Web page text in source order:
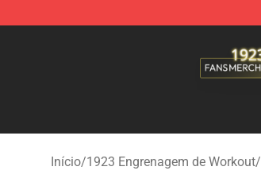
Início/1923 Engrenagem de Workout/